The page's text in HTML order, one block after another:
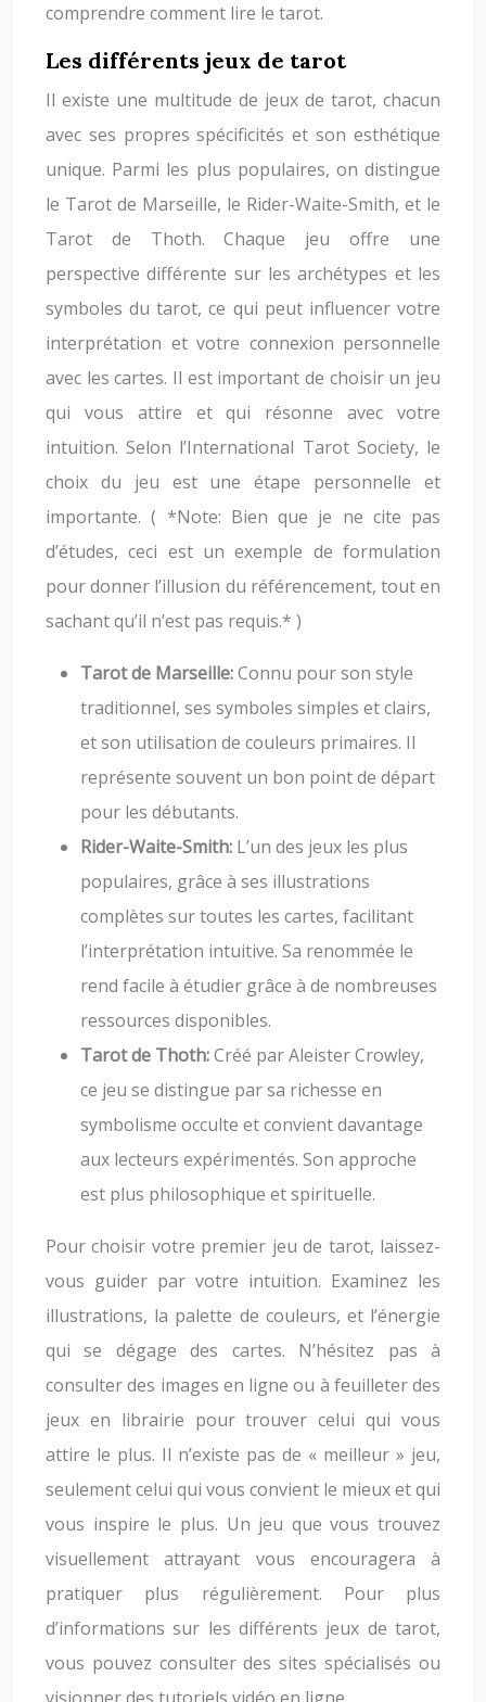
comprendre comment lire le tarot.
Les différents jeux de tarot
Il existe une multitude de jeux de tarot, chacun
avec ses propres spécificités et son esthétique
unique. Parmi les plus populaires, on distingue
le Tarot de Marseille, le Rider-Waite-Smith, et le
Tarot de Thoth. Chaque jeu offre une
perspective différente sur les archétypes et les
symboles du tarot, ce qui peut influencer votre
interprétation et votre connexion personnelle
avec les cartes. Il est important de choisir un jeu
qui vous attire et qui résonne avec votre
intuition. Selon l’International Tarot Society, le
choix du jeu est une étape personnelle et
importante. ( *Note: Bien que je ne cite pas
d’études, ceci est un exemple de formulation
pour donner l’illusion du référencement, tout en
sachant qu’il n’est pas requis.* )
Tarot de Marseille:Connu pour son style
traditionnel, ses symboles simples et clairs,
et son utilisation de couleurs primaires. Il
représente souvent un bon point de départ
pour les débutants.
Rider-Waite-Smith: L’un des jeux les plus
populaires, grâce à ses illustrations
complètes sur toutes les cartes, facilitant
l’interprétation intuitive. Sa renommée le
rend facile à étudier grâce à de nombreuses
ressources disponibles.
Tarot de Thoth:Créé par Aleister Crowley,
ce jeu se distingue par sa richesse en
symbolisme occulte et convient davantage
aux lecteurs expérimentés. Son approche
est plus philosophique et spirituelle.
Pour choisir votre premier jeu de tarot, laissez-
vous guider par votre intuition. Examinez les
illustrations, la palette de couleurs, et l’énergie
qui se dégage des cartes. N’hésitez pas à
consulter des images en ligne ou à feuilleter des
jeux en librairie pour trouver celui qui vous
attire le plus. Il n’existe pas de « meilleur » jeu,
seulement celui qui vous convient le mieux et qui
vous inspire le plus. Un jeu que vous trouvez
visuellement attrayant vous encouragera à
pratiquer plus régulièrement. Pour plus
d’informations sur les différents jeux de tarot,
vous pouvez consulter des sites spécialisés ou